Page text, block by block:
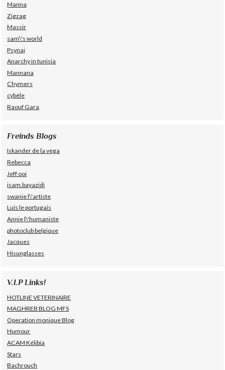
Manna
Zigzag
Massir
sam\'s world
Psynaj
Anarchy in tunisia
Mannana
Chymers
cybèle
Raouf Gara
Freinds Blogs
Iskander de la vega
Rebecca
Jeff ooi
isam.bayazidi
swanie l\'artiste
Luis le portugais
Annie l\'humaniste
photoclub belgique
Jacques
Hisunglasses
V.I.P Links!
HOTLINE VETERINAIRE
MAGHREB BLOG MFS
Operation monique Blog
Humour
ACAM Kélibia
Stars
Bachrouch